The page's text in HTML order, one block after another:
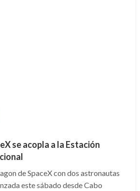
se acopla a la Estación
de SpaceX con dos astronautas
este sábado desde Cabo